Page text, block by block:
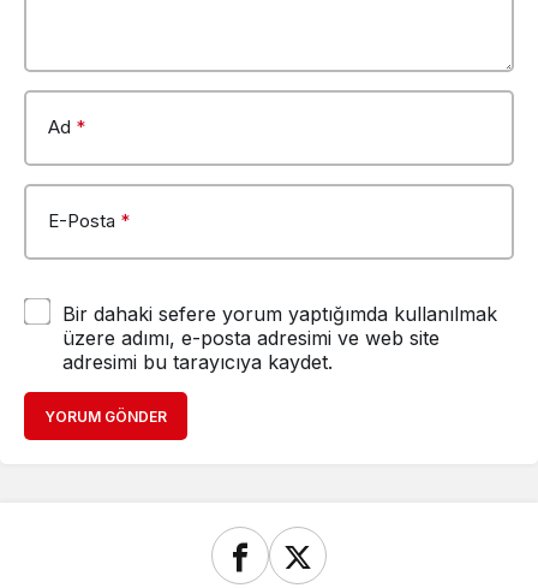
Ad *
E-Posta *
Bir dahaki sefere yorum yaptığımda kullanılmak
üzere adımı, e-posta adresimi ve web site
adresimi bu tarayıcıya kaydet.
YORUM GÖNDER